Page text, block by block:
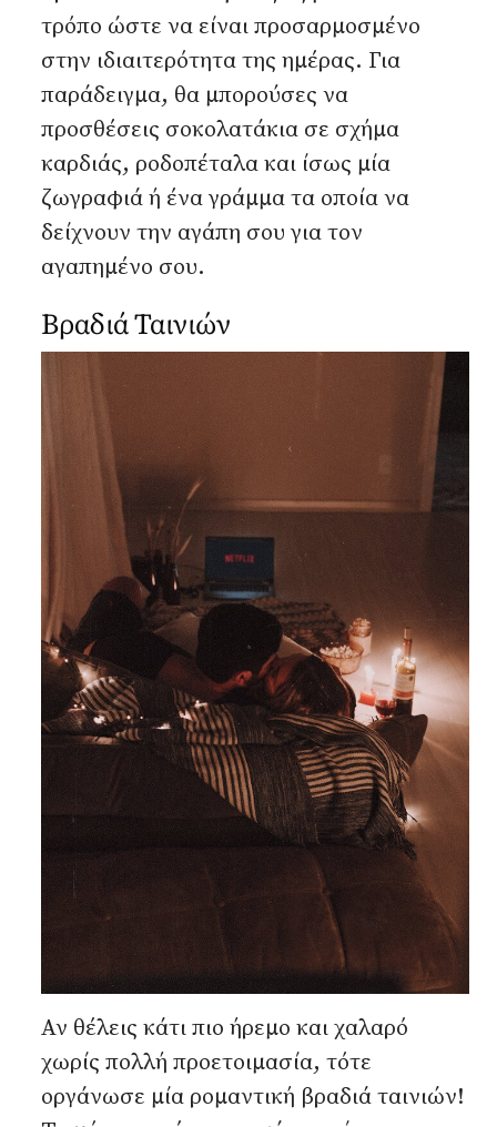
τρόπο ώστε να είναι προσαρμοσμένο
στην ιδιαιτερότητα της ημέρας. Για
παράδειγμα, θα μπορούσες να
προσθέσεις σοκολατάκια σε σχήμα
καρδιάς, ροδοπέταλα και ίσως μία
ζωγραφιά ή ένα γράμμα τα οποία να
δείχνουν την αγάπη σου για τον
αγαπημένο σου.
Βραδιά Ταινιών
Αν θέλεις κάτι πιο ήρεμο και χαλαρό
χωρίς πολλή προετοιμασία, τότε
οργάνωσε μία ρομαντική βραδιά ταινιών!